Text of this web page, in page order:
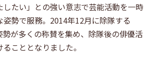
したい」との強い意志で芸能活動を一時
姿勢で服務。2014年12月に除隊する
勢が多くの称賛を集め、除隊後の俳優活
こととなりました。